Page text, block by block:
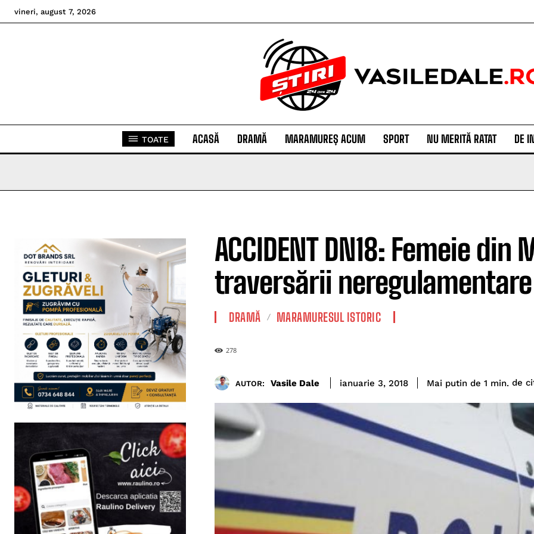
vineri, august 7, 2026
TOATE ACASĂ DRAMĂ MARAMUREȘ ACUM SPORT NU MERITĂ RATAT DE
ACCIDENT DN18: Femeie
traversării neregulamentare
DRAMĂ MARAMURESUL ISTORIC
278
AUTOR: Vasile Dale ianuarie 3, 2018 Mai putin de 1 min. de